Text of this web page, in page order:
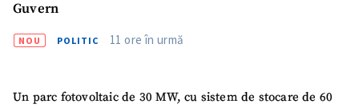
Guvern
NOU POLITIC 11 ore în urmă
Un parc fotovoltaic de 30 MW, cu sistem de stocare de 60